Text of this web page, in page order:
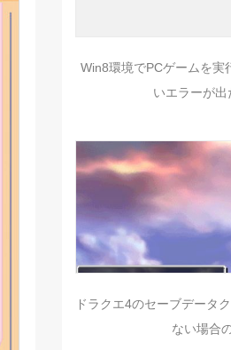
Win8環境でPCゲームを
いエラーが出
ドラクエ4のセーブデータ
ない場合